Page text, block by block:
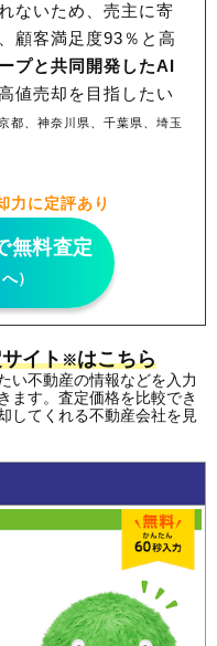
ないため、売主に寄
顧客満足度93％と高
プと共同開発したAI
値売却を目指したい
都、神奈川県、千葉県、埼玉
力に定評あり
無料査定
）
イト※はこちら
い不動産の情報などを入力
ます。査定価格を比較でき
してくれる不動産会社を見